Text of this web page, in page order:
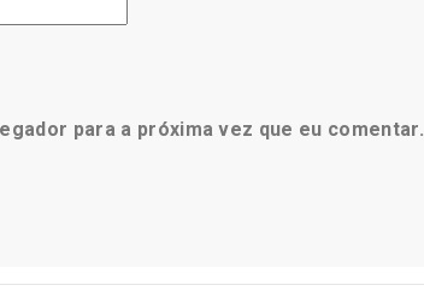
para a próxima vez que eu comentar.